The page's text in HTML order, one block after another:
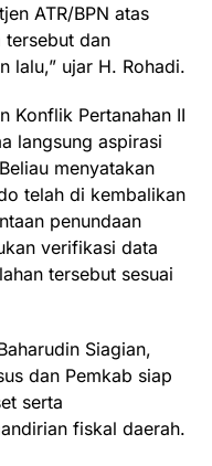
ATR/BPN atas
tersebut dan
lalu,” ujar H. Rohadi.
Konflik Pertanahan II
langsung aspirasi
menyatakan
telah di kembalikan
penundaan
verifikasi data
tersebut sesuai
Siagian,
dan Pemkab siap
serta
fiskal daerah.